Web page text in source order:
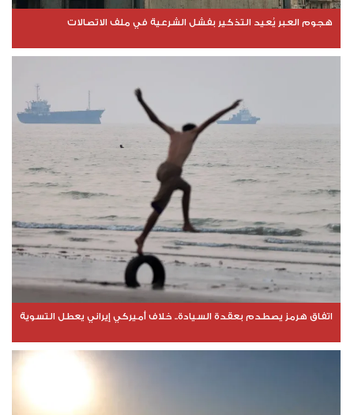
هجوم العبر يُعيد التذكير بفشل الشرعية في ملف الاتصالات
اتفاق هرمز يصطدم بعقدة السيادة.. خلاف أميركي إيراني يعطل التسوية